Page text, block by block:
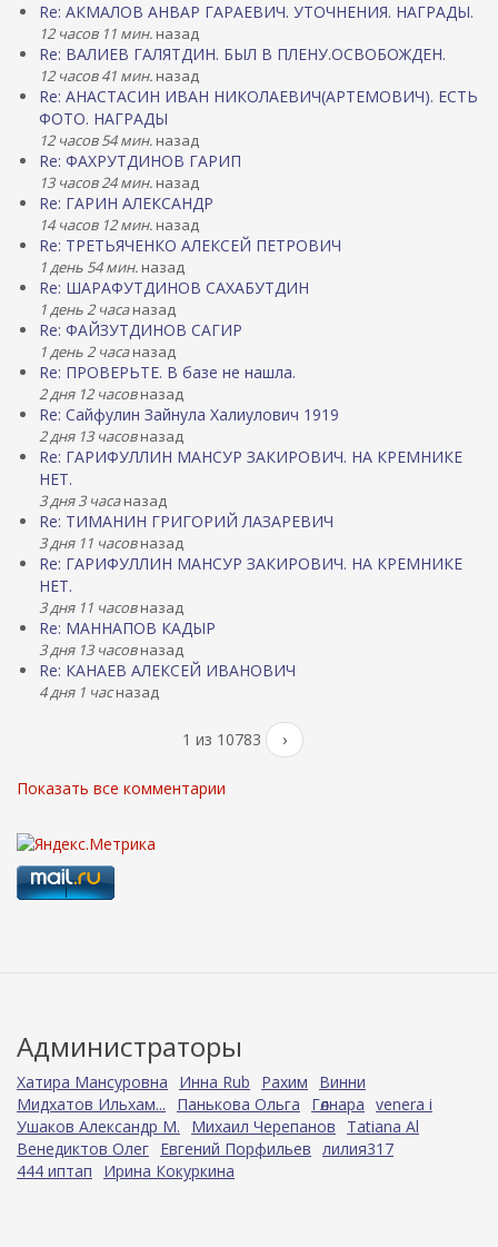
Re: АКМАЛОВ АНВАР ГАРАЕВИЧ. УТОЧНЕНИЯ. НАГРАДЫ.
12 часов 11 мин. назад
Re: ВАЛИЕВ ГАЛЯТДИН. БЫЛ В ПЛЕНУ.ОСВОБОЖДЕН.
12 часов 41 мин. назад
Re: АНАСТАСИН ИВАН НИКОЛАЕВИЧ(АРТЕМОВИЧ). ЕСТЬ
ФОТО. НАГРАДЫ
12 часов 54 мин. назад
Re: ФАХРУТДИНОВ ГАРИП
13 часов 24 мин. назад
Re: ГАРИН АЛЕКСАНДР
14 часов 12 мин. назад
Re: ТРЕТЬЯЧЕНКО АЛЕКСЕЙ ПЕТРОВИЧ
1 день 54 мин. назад
Re: ШАРАФУТДИНОВ САХАБУТДИН
1 день 2 часаназад
Re: ФАЙЗУТДИНОВ САГИР
1 день 2 часаназад
Re: ПРОВЕРЬТЕ. В базе не нашла.
2 дня 12 часовназад
Re: Сайфулин Зайнула Халиулович 1919
2 дня 13 часовназад
Re: ГАРИФУЛЛИН МАНСУР ЗАКИРОВИЧ. НА КРЕМНИКЕ
НЕТ.
3 дня 3 часаназад
Re: ТИМАНИН ГРИГОРИЙ ЛАЗАРЕВИЧ
3 дня 11 часовназад
Re: ГАРИФУЛЛИН МАНСУР ЗАКИРОВИЧ. НА КРЕМНИКЕ
НЕТ.
3 дня 11 часовназад
Re: МАННАПОВ КАДЫР
3 дня 13 часовназад
Re: КАНАЕВ АЛЕКСЕЙ ИВАНОВИЧ
4 дня 1 часназад
1 из 10783 ›
Показать все комментарии
Администраторы
Хатира Мансуровна Инна Rub Рахим
Винни
Мидхатов Ильхам...
Панькова Ольга Гөлнара venera i
Ушаков Александр М.
Михаил Черепанов
Tatiana Al
Венедиктов Олег Евгений Порфильев лилия317
444 иптап
Ирина Кокуркина